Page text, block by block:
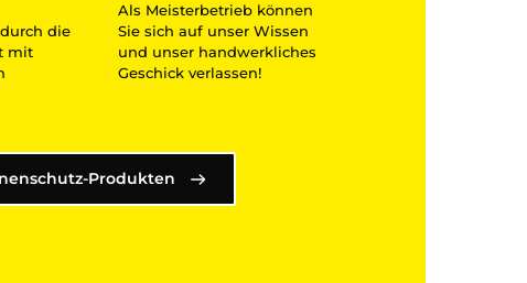
die
mit
Als Meisterbetrieb können
Sie sich auf unser Wissen
und unser handwerkliches
Geschick verlassen!
Produkten